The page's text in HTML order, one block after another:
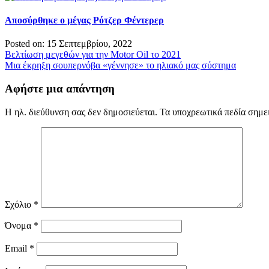
Αποσύρθηκε ο μέγας Ρότζερ Φέντερερ
Posted on: 15 Σεπτεμβρίου, 2022
Πλοήγηση
άρθρων
Βελτίωση μεγεθών για την Motor Oil το 2021
Μια έκρηξη σουπερνόβα «γέννησε» το ηλιακό μας σύστημα
Αφήστε μια απάντηση
Η ηλ. διεύθυνση σας δεν δημοσιεύεται. Τα υποχρεωτικά πεδία
Σχόλιο *
Όνομα *
Email *